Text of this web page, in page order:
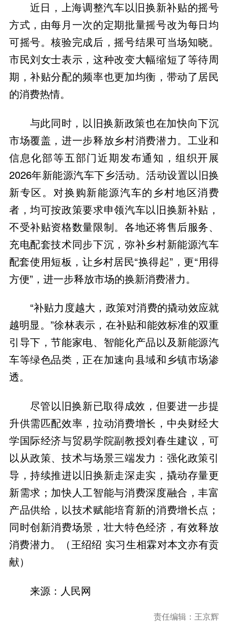
近日，上海调整汽车以旧换新补贴的摇号
方式，由每月一次的定期批量摇号改为每日均
可摇号。核验完成后，摇号结果可当场知晓。
市民刘女士表示，这种改变大幅缩短了等待周
期，补贴分配的频率也更加均衡，带动了居民
的消费热情。
与此同时，以旧换新政策也在加快向下沉
市场覆盖，进一步释放乡村消费潜力。工业和
信息化部等五部门近期发布通知，组织开展
2026年新能源汽车下乡活动。活动设置以旧换
新专区。对换购新能源汽车的乡村地区消费
者，均可按政策要求申领汽车以旧换新补贴，
不受补贴资格数量限制。各地还将售后服务、
充电配套技术同步下沉，弥补乡村新能源汽车
配套使用短板，让乡村居民“换得起”，更“用得
方便”，进一步释放市场的换新消费潜力。
“‌补贴力度越大，政策对消费的撬动效应就
越明显‌。”徐林表示，在补贴和能效标准的双重
引导下，节能家电、智能化产品以及新能源汽
车等绿色品类，正在加速向县域和乡镇市场渗
透。
尽管以旧换新已取得成效，但要进一步提
升供需匹配效率，拉动消费增长，中央财经大
学国际经济与贸易学院副教授刘春生建议，可
以从政策、技术与场景三端发力：强化政策引
导，持续推进以旧换新走深走实，撬动存量更
新需求；加快人工智能与消费深度融合，丰富
产品供给，以技术赋能培育新的消费增长点；
同时创新消费场景，壮大特色经济，有效释放
消费潜力。（王绍绍 实习生相霖对本文亦有贡
献）
来源：人民网
责任编辑：王京辉